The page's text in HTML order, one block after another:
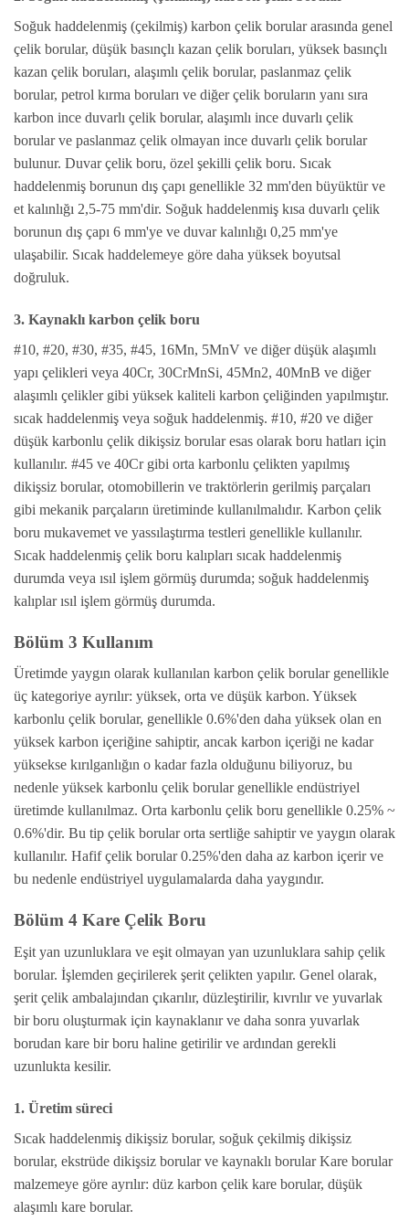
Soğuk haddelenmiş (çekilmiş) karbon çelik borular arasında genel
çelik borular, düşük basınçlı kazan çelik boruları, yüksek basınçlı
kazan çelik boruları, alaşımlı çelik borular, paslanmaz çelik
borular, petrol kırma boruları ve diğer çelik boruların yanı sıra
karbon ince duvarlı çelik borular, alaşımlı ince duvarlı çelik
borular ve paslanmaz çelik olmayan ince duvarlı çelik borular
bulunur. Duvar çelik boru, özel şekilli çelik boru. Sıcak
haddelenmiş borunun dış çapı genellikle 32 mm'den büyüktür ve
et kalınlığı 2,5-75 mm'dir. Soğuk haddelenmiş kısa duvarlı çelik
borunun dış çapı 6 mm'ye ve duvar kalınlığı 0,25 mm'ye
ulaşabilir. Sıcak haddelemeye göre daha yüksek boyutsal
doğruluk.
3. Kaynaklı karbon çelik boru
#10, #20, #30, #35, #45, 16Mn, 5MnV ve diğer düşük alaşımlı
yapı çelikleri veya 40Cr, 30CrMnSi, 45Mn2, 40MnB ve diğer
alaşımlı çelikler gibi yüksek kaliteli karbon çeliğinden yapılmıştır.
sıcak haddelenmiş veya soğuk haddelenmiş. #10, #20 ve diğer
düşük karbonlu çelik dikişsiz borular esas olarak boru hatları için
kullanılır. #45 ve 40Cr gibi orta karbonlu çelikten yapılmış
dikişsiz borular, otomobillerin ve traktörlerin gerilmiş parçaları
gibi mekanik parçaların üretiminde kullanılmalıdır. Karbon çelik
boru mukavemet ve yassılaştırma testleri genellikle kullanılır.
Sıcak haddelenmiş çelik boru kalıpları sıcak haddelenmiş
durumda veya ısıl işlem görmüş durumda; soğuk haddelenmiş
kalıplar ısıl işlem görmüş durumda.
Bölüm 3 Kullanım
Üretimde yaygın olarak kullanılan karbon çelik borular genellikle
üç kategoriye ayrılır: yüksek, orta ve düşük karbon. Yüksek
karbonlu çelik borular, genellikle 0.6%'den daha yüksek olan en
yüksek karbon içeriğine sahiptir, ancak karbon içeriği ne kadar
yüksekse kırılganlığın o kadar fazla olduğunu biliyoruz, bu
nedenle yüksek karbonlu çelik borular genellikle endüstriyel
üretimde kullanılmaz. Orta karbonlu çelik boru genellikle 0.25% ~
0.6%'dir. Bu tip çelik borular orta sertliğe sahiptir ve yaygın olarak
kullanılır. Hafif çelik borular 0.25%'den daha az karbon içerir ve
bu nedenle endüstriyel uygulamalarda daha yaygındır.
Bölüm 4 Kare Çelik Boru
Eşit yan uzunluklara ve eşit olmayan yan uzunluklara sahip çelik
borular. İşlemden geçirilerek şerit çelikten yapılır. Genel olarak,
şerit çelik ambalajından çıkarılır, düzleştirilir, kıvrılır ve yuvarlak
bir boru oluşturmak için kaynaklanır ve daha sonra yuvarlak
borudan kare bir boru haline getirilir ve ardından gerekli
uzunlukta kesilir.
1. Üretim süreci
Sıcak haddelenmiş dikişsiz borular, soğuk çekilmiş dikişsiz
borular, ekstrüde dikişsiz borular ve kaynaklı borular Kare borular
malzemeye göre ayrılır: düz karbon çelik kare borular, düşük
alaşımlı kare borular.